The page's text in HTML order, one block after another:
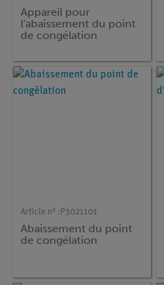
Appareil pour
l'abaissement du point
de congélation
Article n° : P3021101
Abaissement du point
de congélation